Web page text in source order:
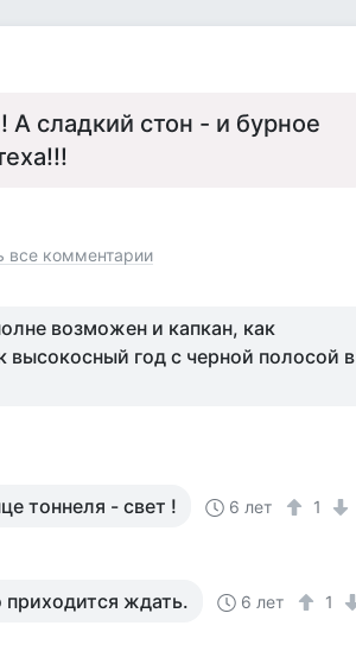
сладкий стон - и бурное
все комментарии
возможен и капкан, как
высокосный год с черной полосой в
тоннеля - свет ! 6 лет 1
приходится ждать. 6 лет 1